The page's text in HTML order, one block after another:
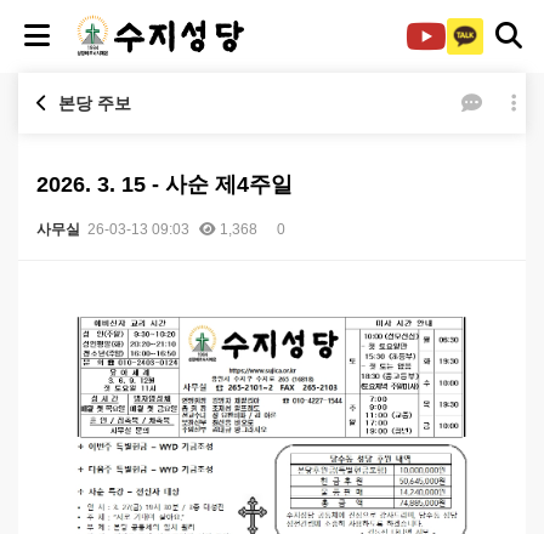
본당 주보
2026. 3. 15 - 사순 제4주일
사무실 26-03-13 09:03 1,368 0